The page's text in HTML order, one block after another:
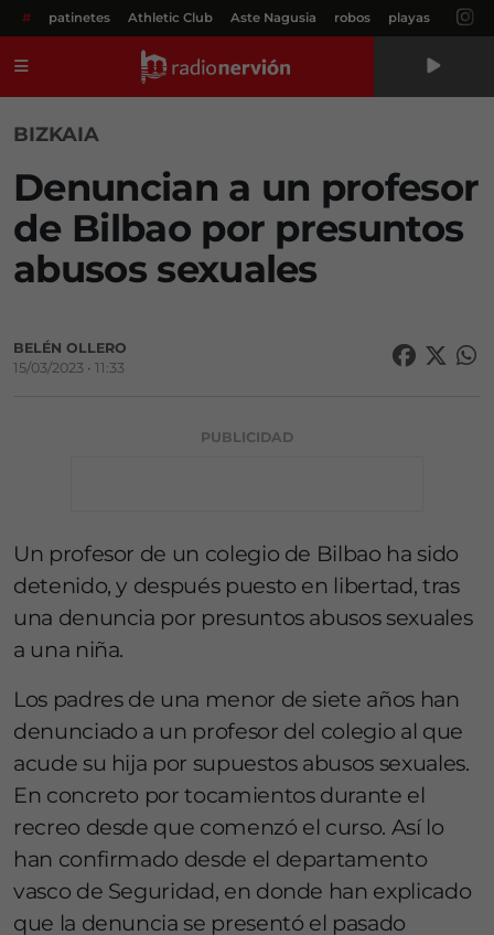
# patinetes Athletic Club Aste Nagusia robos playas
BIZKAIA
Denuncian a un profesor
de Bilbao por presuntos
abusos sexuales
BELÉN OLLERO
15/03/2023 • 11:33
PUBLICIDAD
Un profesor de un colegio de Bilbao ha sido
detenido, y después puesto en libertad, tras
una denuncia por presuntos abusos sexuales
a una niña.
Los padres de una menor de siete años han
denunciado a un profesor del colegio al que
acude su hija por supuestos abusos sexuales.
En concreto por tocamientos durante el
recreo desde que comenzó el curso. Así lo
han confirmado desde el departamento
vasco de Seguridad, en donde han explicado
que la denuncia se presentó el pasado